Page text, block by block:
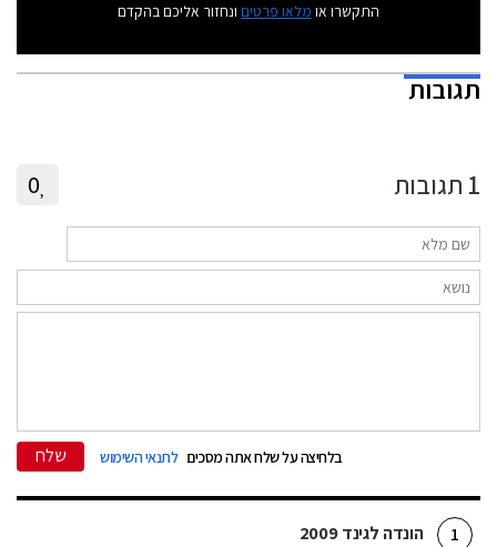
התקשרו או מלאו פרטים ונחזור אליכם בהקדם
תגובות
1 תגובות 0
בלחיצה על שלח אתה מסכים לתנאי השימוש שלח
1
הונדה לגינד 2009